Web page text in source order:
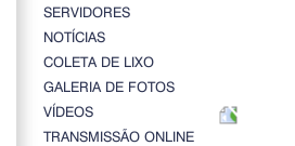
SERVIDORES
NOTÍCIAS
COLETA DE LIXO
GALERIA DE FOTOS
VÍDEOS
TRANSMISSÃO ONLINE